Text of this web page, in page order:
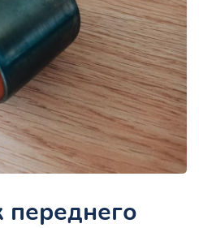
переднего